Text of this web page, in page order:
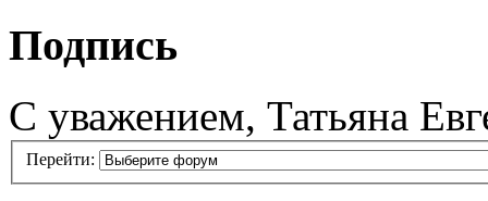
Подпись
С уважением, Татьяна
Перейти: